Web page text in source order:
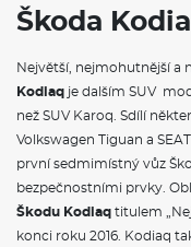
Uložený parkovací
Adaptivní vedení v
jízdu v koloně a
Proaktivní ochrana
Asistovaná jízda 2.5+
Nezávislé topení
Rezervní kolo
Sada nářadí a zvedák
Škoda
Největší, nejmohutnější a
Kodiaq je dalším SUV
než SUV Karoq. Sdílí
Volkswagen Tiguan a
první sedmimístný vůz
bezpečnostními prvky.
Škodu Kodiaq titulem
konci roku 2016. Kodiaq